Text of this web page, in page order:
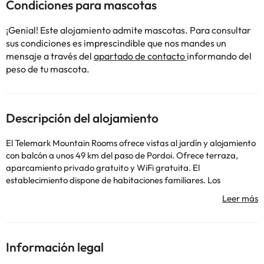
Condiciones para mascotas
¡Genial! Este alojamiento admite mascotas. Para consultar
sus condiciones es imprescindible que nos mandes un
mensaje a través del apartado de contacto informando del
peso de tu mascota.
Descripción del alojamiento
El Telemark Mountain Rooms ofrece vistas al jardín y alojamiento
con balcón a unos 49 km del paso de Pordoi. Ofrece terraza,
aparcamiento privado gratuito y WiFi gratuita. El
establecimiento dispone de habitaciones familiares. Los
alojamientos tienen vistas a la montaña, entrada privada, TV de
pantalla plana y baño privado con ducha a ras de suelo y
cama y toallas. El establecimiento alberga un supermercado
pequeño. Los huéspedes podrán disfrutar de actividades en
Información legal